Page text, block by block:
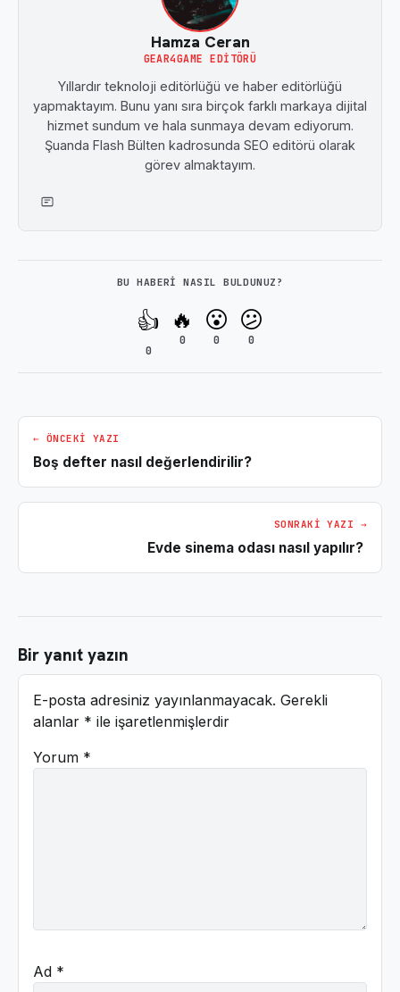
Hamza Ceran
GEAR4GAME EDITÖRÜ
Yıllardır teknoloji editörlüğü ve haber editörlüğü
yapmaktayım. Bunu yanı sıra birçok farklı markaya dijital
hizmet sundum ve hala sunmaya devam ediyorum.
Şuanda Flash Bülten kadrosunda SEO editörü olarak
görev almaktayım.
BU HABERI NASIL BULDUNUZ?
👍
0
🔥
0
😮
0
😕
0
← ÖNCEKI YAZI
Boş defter nasıl değerlendirilir?
SONRAKI YAZI →
Evde sinema odası nasıl yapılır?
Bir yanıt yazın
E-posta adresiniz yayınlanmayacak. Gerekli
alanlar * ile işaretlenmişlerdir
Yorum *
Ad *